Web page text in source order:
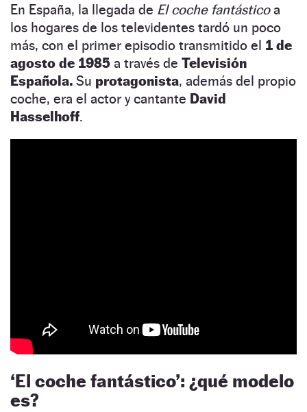
En España, la llegada de El coche fantásticoa
los hogares de los televidentes tardó un poco
más, con el primer episodio transmitido el 1 de
agosto de 1985 a través de Televisión
Española. Su protagonista, además del propio
coche, era el actor y cantante David
Hasselhoff.
‘El coche fantástico’: ¿qué modelo
es?